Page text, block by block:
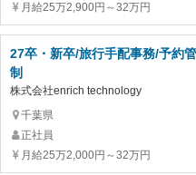
月給25万2,900円～32万円
27卒・新卒/旅行手配事務/予約
制
株式会社enrich technology
千葉県
正社員
月給25万2,000円～32万円